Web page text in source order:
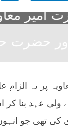
امیر
حضرت
ا کمنٹ 28 منٹ چاہیں پر یہ الزام
ولی عہد بنا
کی تھی جو